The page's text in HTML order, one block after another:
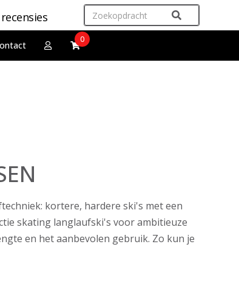
0
kortere, hardere ski's met een
skating langlaufski's voor ambitieuze
en het aanbevolen gebruik. Zo kun je